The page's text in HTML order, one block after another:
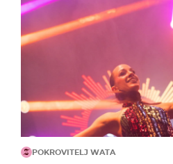
POKROVITELJ WATA